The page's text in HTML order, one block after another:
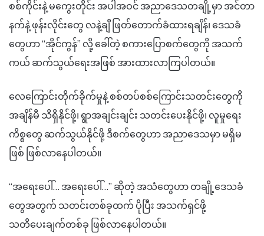
စစ်ကိုင်းနဲ့ မကွေးတိုင်း အပါအဝင် အညာဒေသတချို့မှာ အင်တာ
နက်နဲ့ ဖုန်းလိုင်းတွေ လနဲ့ချီ ဖြတ်တောက်ခံထားရချိန်၊ ဒေသခံ
တွေဟာ “အိုင်ကွန်” လို့ ခေါ်တဲ့ စကားပြောစက်တွေကို အသက်
ကယ် ဆက်သွယ်ရေးအဖြစ် အားထားလာကြပါတယ်။
လေကြောင်းတိုက်ခိုက်မှုနဲ့ စစ်တပ်စစ်ကြောင်းသတင်းတွေကို
အချိန်မီ သိရှိနိုင်ဖို့၊ ရွာအချင်းချင်း သတင်းပေးနိုင်ဖို့၊ လူမှုရေး
ကိစ္စတွေ ဆက်သွယ်နိုင်ဖို့ ဒီစက်တွေဟာ အညာဒေသမှာ မရှိမ
ဖြစ် ဖြစ်လာနေပါတယ်။
“အရေးပေါ်… အရေးပေါ်…” ဆိုတဲ့ အသံတွေဟာ တချို့ဒေသခံ
တွေအတွက် သတင်းတစ်ခုထက် ပိုပြီး အသက်ရှင်ဖို့
သတိပေးချက်တစ်ခု ဖြစ်လာနေပါတယ်။